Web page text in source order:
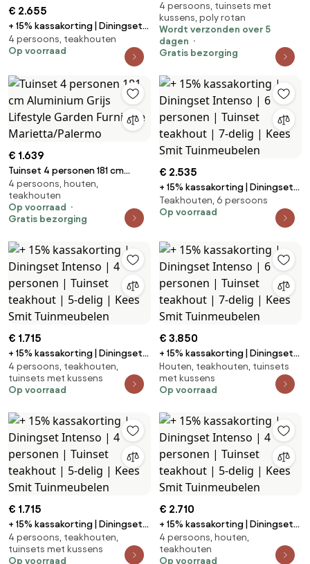
€ 2.655
+ 15% kassakorting | Diningset
Intenso | 4 personen | Tuinset
teakhout | 5-delig | Kees Smit
4 persoons, teakhouten
Op voorraad
met krukken Bari Garden Point
beige
4 persoons, tuinsets met
kussens, poly rotan
Wordt verzonden over 5
dagen
Gratis bezorging
€ 1.639
Tuinset 4 personen 181 cm
Aluminium Grijs Lifestyle
Garden Furniture
Marietta/Palermo
4 persoons, houten,
teakhouten
Op voorraad
Gratis bezorging
€ 2.535
+ 15% kassakorting | Diningset
Intenso | 6 personen | Tuinset
teakhout | 7-delig | Kees Smit
Teakhouten, 6 persoons
Op voorraad
€ 1.715
+ 15% kassakorting | Diningset
Intenso | 4 personen | Tuinset
teakhout | 5-delig | Kees Smit
Tuinmeubelen
4 persoons, teakhouten,
tuinsets met kussens
Op voorraad
€ 3.850
+ 15% kassakorting | Diningset
Intenso | 6 personen | Tuinset
teakhout | 7-delig | Kees Smit
Tuinmeubelen
Houten, teakhouten, tuinsets
met kussens
Op voorraad
€ 1.715
+ 15% kassakorting | Diningset
Intenso | 4 personen | Tuinset
teakhout | 5-delig | Kees Smit
4 persoons, teakhouten,
tuinsets met kussens
Op voorraad
€ 2.710
+ 15% kassakorting | Diningset
Intenso | 4 personen | Tuinset
teakhout | 5-delig | Kees Smit
4 persoons, houten,
teakhouten
Op voorraad